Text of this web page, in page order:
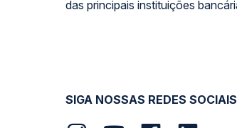
das principais instituições
SIGA NOSSAS REDES